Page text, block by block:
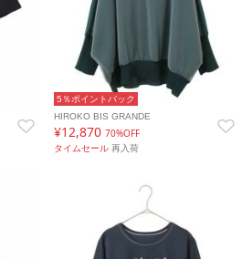
5％ポイントバック
HIROKO BIS GRANDE
¥12,87070%OFF
タイムセール再入荷